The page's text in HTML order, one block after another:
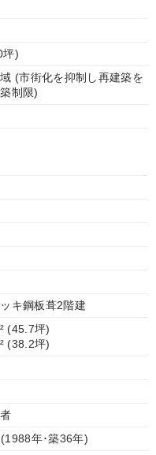
坪)
(市街化を抑制し再建築を
制限)
キ鋼板葺2階建
(45.7坪)
(38.2坪)
年･築36年)